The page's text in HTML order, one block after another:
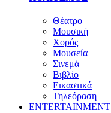
Θέατρο
Μουσική
Χορός
Μουσεία
Σινεμά
Βιβλίο
Εικαστικά
Τηλεόραση
ENTERTAINMENT